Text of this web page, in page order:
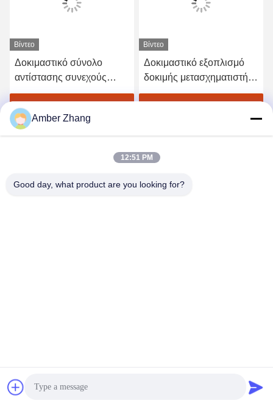
Βίντεο
Δοκιμαστικό σύνολο
αντίστασης συνεχούς
ρεύματος ZXR-2A
Μετασχηματιστή υψηλής
ακρίβειας 1mΩ - 2kΩ
Πεδίο μέτρησης
Βρείτε την καλύτερη τιμή
Βίντεο
Δοκιμαστικό εξοπλισμό
δοκιμής μετασχηματιστή
AC/DC ZXR-2A
2026 Wuhan GDZX Power Equipment Co., Ltd Όλα τα δικαιώματα
Amber Zhang
12:51 PM
Good day, what product are you looking for?